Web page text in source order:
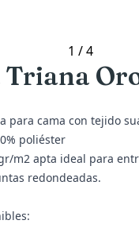
1 /4
Triana
para cama con tejido
poliéster
m2 apta ideal para
redondeadas.